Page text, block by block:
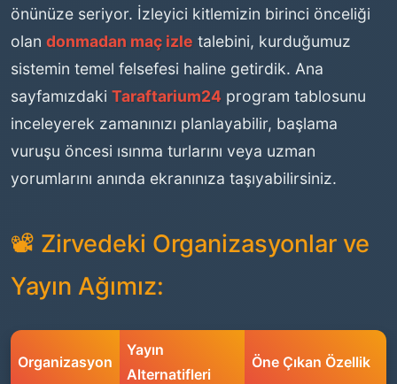
önünüze seriyor. İzleyici kitlemizin birinci önceliği
olan donmadan maç izle talebini, kurduğumuz
sistemin temel felsefesi haline getirdik. Ana
sayfamızdaki Taraftarium24 program tablosunu
inceleyerek zamanınızı planlayabilir, başlama
vuruşu öncesi ısınma turlarını veya uzman
yorumlarını anında ekranınıza taşıyabilirsiniz.
📽️ Zirvedeki Organizasyonlar ve
Yayın Ağımız:
Organizasyon
Yayın
Alternatifleri
Öne Çıkan Özellik